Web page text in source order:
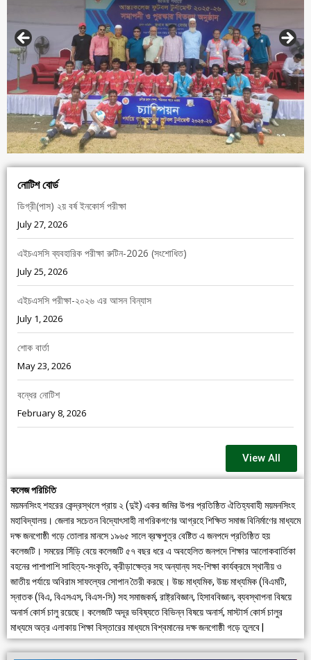
নোটিশ বোর্ড
ডিগ্রী(পাস) ২য় বর্ষ ইনকোর্স পরীক্ষা
July 27, 2026
এইচএসসি ব্যবহারিক পরীক্ষা রুটিন-2026 (সংশোধিত)
July 25, 2026
এইচএসসি পরীক্ষা-২০২৬ এর আসন বিন্যাস
July 1, 2026
শোক বার্তা
May 23, 2026
বন্ধের নোটিশ
February 8, 2026
View All
কলেজ পরিচিতি
ময়মনসিংহ শহরের কেন্দ্রস্থলে প্রায় ২ (দুই) একর জমির উপর প্রতিষ্ঠিত ঐতিহ্যবাহী ময়মনসিংহ
মহাবিদ্যালয়। জেলার সচেতন বিদ্যোৎসাহী নাগরিকগণের আগ্রহে শিক্ষিত সমাজ বিনির্মাণের মাধ্যমে
দক্ষ জনগোষ্ঠী গড়ে তোলার মানসে ১৯৬৫ সালে ব্রহ্মপুত্র বেষ্টিত এ জনপদে প্রতিষ্ঠিত হয়
কলেজটি। সময়ের সিঁড়ি বেয়ে কলেজটি ৫৭ বছর ধরে এ অবহেলিত জনপদে শিক্ষার আলোকবার্তিকা
বহনের পাশাপাশি সাহিত্য-সংকৃতি, ক্রীড়াক্ষেত্র সহ অন্যান্য সহ-শিক্ষা কার্যক্রমে স্থানীয় ও
জাতীয় পর্যায়ে অবিরাম সাফল্যের সোপান তৈরী করছে। উচ্চ মাধ্যমিক, উচ্চ মাধ্যমিক (বিএমটি,
স্নাতক (বিএ, বিএসএস, বিএস-সি) সহ সমাজকর্ম, রাষ্ট্রবিজ্ঞান, হিসাববিজ্ঞান, ব্যবস্থাপনা বিষয়ে
অনার্স কোর্স চালু রয়েছে। কলেজটি অদূর ভবিষ্যতে বিভিন্ন বিষয়ে অনার্স, মাস্টার্স কোর্স চালুর
মাধ্যমে অত্র এলাকায় শিক্ষা বিস্তারের মাধ্যমে বিশ্বমানের দক্ষ জনগোষ্ঠী গড়ে তুলবে |